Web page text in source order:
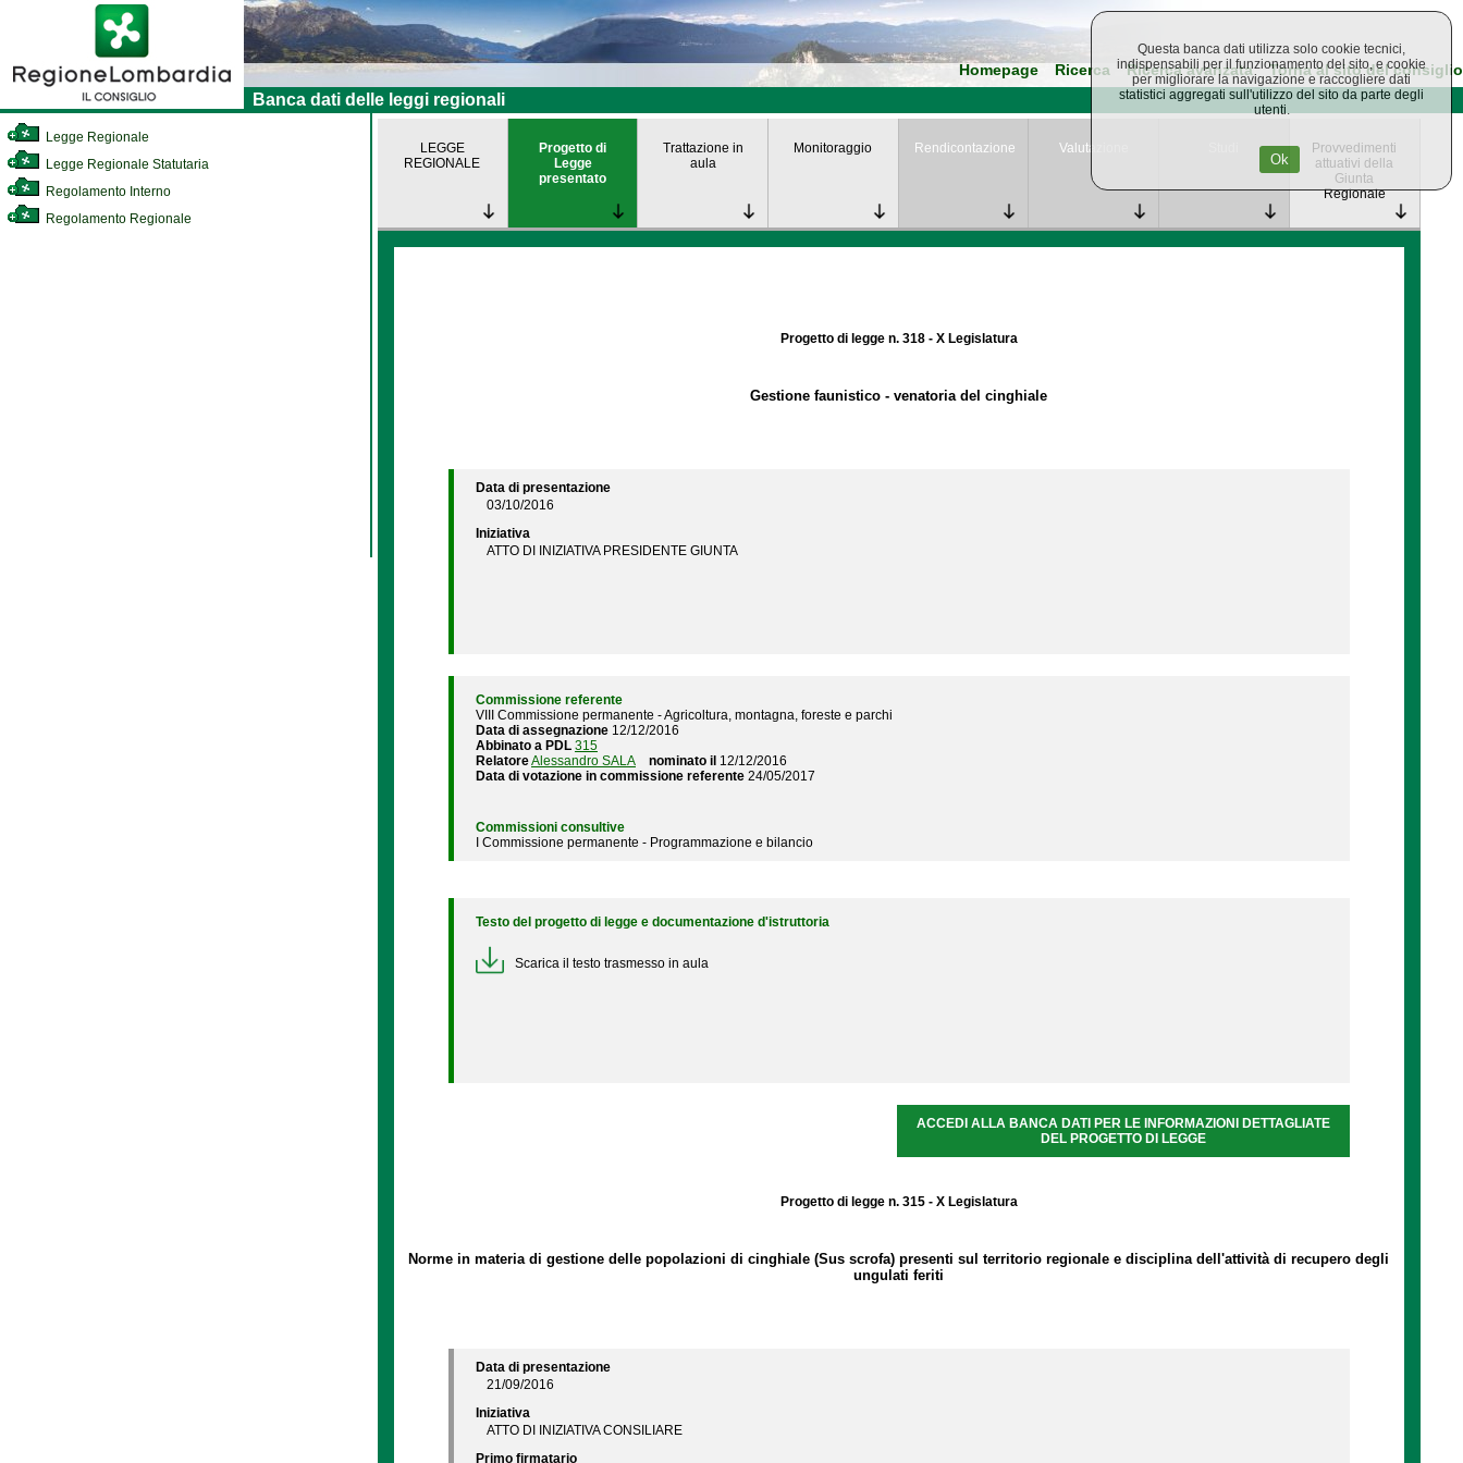
Homepage Ricerca Ricerca avanzata Torna al sito del consiglio
Banca dati delle leggi regionali
Legge Regionale
Legge Regionale Statutaria
Regolamento Interno
Regolamento Regionale
LEGGE
REGIONALE
Progetto di
Legge
presentato
Trattazione in
aula
Monitoraggio Rendicontazione Valutazione
Provvedimenti
attuativi della
Giunta
Regionale
Progetto di legge n. 318 - X Legislatura
Gestione faunistico - venatoria del cinghiale
Data di presentazione
03/10/2016
Iniziativa
ATTO DI INIZIATIVA PRESIDENTE GIUNTA
Commissione referente
VIII Commissione permanente - Agricoltura, montagna, foreste e parchi
Data di assegnazione 12/12/2016
Abbinato a PDL 315
RelatoreAlessandro SALA nominato il 12/12/2016
Data di votazione in commissione referente 24/05/2017
Commissioni consultive
I Commissione permanente - Programmazione e bilancio
Testo del progetto di legge e documentazione d'istruttoria
Scarica il testo trasmesso in aula
ACCEDI ALLA BANCA DATI PER LE INFORMAZIONI DETTAGLIATE
DEL PROGETTO DI LEGGE
Progetto di legge n. 315 - X Legislatura
Norme in materia di gestione delle popolazioni di cinghiale (Sus scrofa) presenti sul territorio regionale e disciplina dell'attività di recupero degli
ungulati feriti
Data di presentazione
21/09/2016
Iniziativa
ATTO DI INIZIATIVA CONSILIARE
Primo firmatario
Questa banca dati utilizza solo cookie tecnici,
indispensabili per il funzionamento del sito, e cookie
per migliorare la navigazione e raccogliere dati
statistici aggregati sull'utilizzo del sito da parte degli
utenti.
Ok